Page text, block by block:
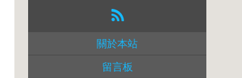
關於本站
留言板